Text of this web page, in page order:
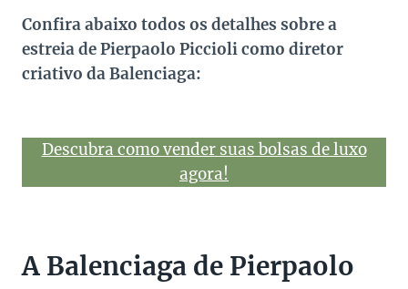
Confira abaixo todos os detalhes sobre a
estreia de Pierpaolo Piccioli como diretor
criativo da Balenciaga:
Descubra como vender suas bolsas de luxo
agora!
A Balenciaga de Pierpaolo